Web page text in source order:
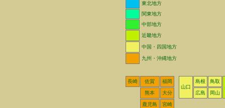
東北地方
関東地方
中部地方
近畿地方
中国・四国地方
九州・沖縄地方
長崎 佐賀
福岡
山口
島根
鳥取
熊本
大分 広島 岡山
鹿児島 宮崎